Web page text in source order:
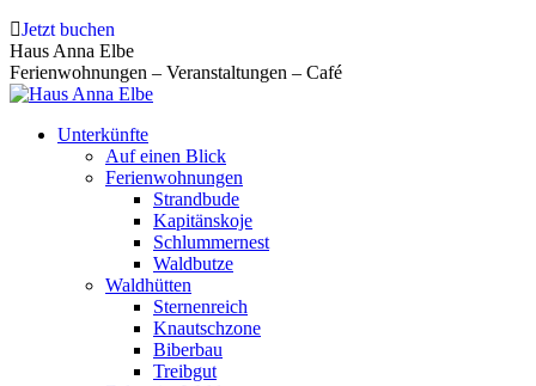
Zum
Inhalt
springen
Jetzt buchen
Haus Anna Elbe
Ferienwohnungen – Veranstaltungen – Café
Unterkünfte
Auf einen Blick
Ferienwohnungen
Strandbude
Kapitänskoje
Schlummernest
Waldbutze
Waldhütten
Sternenreich
Knautschzone
Biberbau
Treibgut